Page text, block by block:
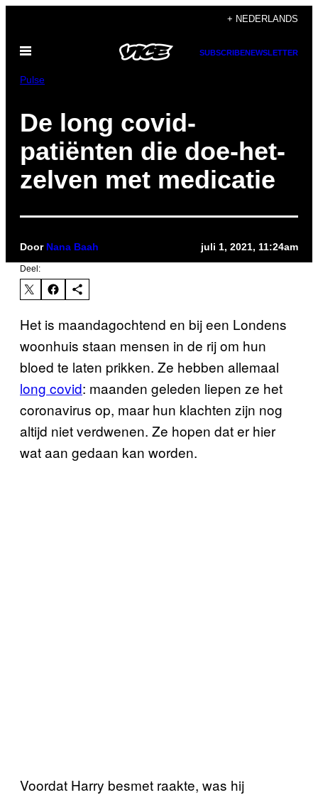
de
inhoud
+ NEDERLANDS
Open
SUBSCRIBENEWSLETTER
Pulse
De long covid-
patiënten die doe-het-
zelven met medicatie
Door Nana Baah juli 1, 2021, 11:24am
Deel:
Het is maandagochtend en bij een Londens
woonhuis staan mensen in de rij om hun
bloed te laten prikken. Ze hebben allemaal
long covid: maanden geleden liepen ze het
coronavirus op, maar hun klachten zijn nog
altijd niet verdwenen. Ze hopen dat er hier
wat aan gedaan kan worden.
Voordat Harry besmet raakte, was hij